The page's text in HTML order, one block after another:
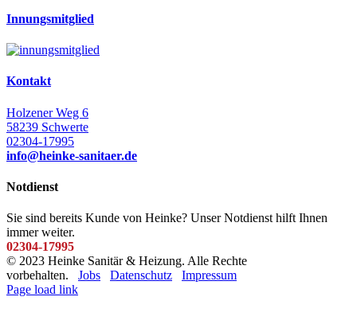
Innungsmitglied
Kontakt
Holzener Weg 6
58239 Schwerte
02304-17995
info@heinke-sanitaer.de
Notdienst
Sie sind bereits Kunde von Heinke? Unser Notdienst hilft Ihnen
immer weiter.
02304-17995
© 2023 Heinke Sanitär & Heizung. Alle Rechte
vorbehalten. Jobs Datenschutz
Impressum
Page load link